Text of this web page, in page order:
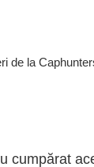
de la
cumpărat